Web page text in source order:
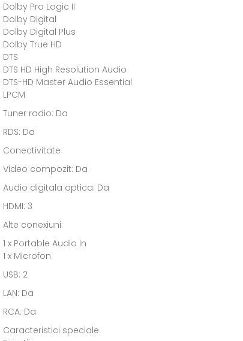
Dolby Pro Logic II
Dolby Digital
Dolby Digital Plus
Dolby True HD
DTS
DTS HD High Resolution Audio
DTS-HD Master Audio Essential
LPCM
Tuner radio: Da
RDS: Da
Conectivitate
Video compozit: Da
Audio digitala optica: Da
HDMI: 3
Alte conexiuni:
1 x Portable Audio In
1 x Microfon
USB: 2
LAN: Da
RCA: Da
Caracteristici speciale